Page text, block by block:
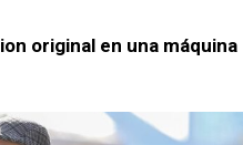
original en una máquina